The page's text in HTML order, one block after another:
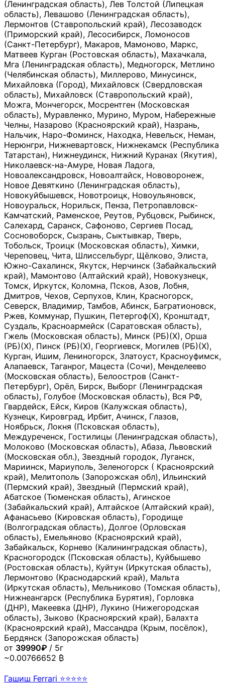
(Ленинградская область), Лев Толстой (Липецкая
область), Левашово (Ленинградская область),
Лермонтов (Ставропольский край), Лесозаводск
(Приморский край), Лесосибирск, Ломоносов
(Санкт-Петербург), Макаров, Мамоново, Маркс,
Матвеев Курган (Ростовская область), Махачкала,
Мга (Ленинградская область), Медногорск, Метлино
(Челябинская область), Миллерово, Минусинск,
Михайловка (Город), Михайловск (Свердловская
область), Михайловск (Ставропольский край),
Можга, Мончегорск, Мосрентген (Московская
область), Муравленко, Мурино, Муром, Набережные
Челны, Назарово (Красноярский край), Назрань,
Нальчик, Наро-Фоминск, Находка, Невельск, Неман,
Нерюнгри, Нижневартовск, Нижнекамск (Республика
Татарстан), Нижнеудинск, Нижний Куранах (Якутия),
Николаевск-на-Амуре, Новая Ладога,
Новоалександровск, Новоалтайск, Нововоронеж,
Новое Девяткино (Ленинградская область),
Новокуйбышевск, Новотроицк, Новоульяновск,
Новоуральск, Норильск, Пенза, Петропавловск-
Камчатский, Раменское, Реутов, Рубцовск, Рыбинск,
Салехард, Саранск, Сафоново, Сергиев Посад,
Сосновоборск, Сызрань, Сыктывкар, Тверь,
Тобольск, Троицк (Московская область), Химки,
Череповец, Чита, Шлиссельбург, Щёлково, Элиста,
Южно-Сахалинск, Якутск, Нерчинск (Забайкальский
край), Мамонтово (Алтайский край), Новокузнецк,
Томск, Иркутск, Коломна, Псков, Азов, Лобня,
Дмитров, Чехов, Серпухов, Клин, Красногорск,
Северск, Владимир, Тамбов, Абинск, Багратионовск,
Ржев, Коммунар, Пушкин, Петергоф(Х), Кронштадт,
Суздаль, Красноармейск (Саратовская область),
Гжель (Московская область), Минск (РБ)(Х), Орша
(РБ)(Х), Пинск (РБ)(Х), Георгиевск, Могилев (РБ)(Х),
Курган, Ишим, Лениногорск, Златоуст, Красноуфимск,
Алапаевск, Таганрог, Мацеста (Сочи), Менделеево
(Московская область), Белоостров (Санкт-
Петербург), Орёл, Бирск, Выборг (Ленинградская
область), Голубое (Московская область), Вся РФ,
Гвардейск, Ейск, Киров (Калужская область),
Кузнецк, Кировград, Ирбит, Ачинск, Глазов,
Ноябрьск, Локня (Псковская область),
Междуреченск, Гостилицы (Ленинградская область),
Молоково (Московская область), Абаза, Львовский
(Московская обл.), Звездный городок, Луганск,
Мариинск, Мариуполь, Зеленогорск ( Красноярский
край), Мелитополь (Запорожская обл), Ильинский
(Пермский край), Звездный (Пермский край),
Абатское (Тюменская область), Агинское
(Забайкальский край), Алтайское (Алтайский край),
Афанасьево (Кировская область), Городище
(Волгоградская область), Долгое (Орловская
область), Емельяново (Красноярский край),
Забайкальск, Корнево (Калининградская область),
Красногородск (Псковская область), Куйбышево
(Ростовская область), Куйтун (Иркутская область),
Лермонтово (Краснодарский край), Мальта
(Иркутская область), Мельниково (Томская область),
Нижнеангарск (Республика Бурятия), Горловка
(ДНР), Макеевка (ДНР), Лукино (Нижегородская
область), Зыково (Красноярский край), Балахта
(Красноярский край), Массандра (Крым, посёлок),
Бердянск (Запорожская область)
от 39990₽ / 5г
~0.00766652 ₿
Гашиш Ferrari ⭐⭐⭐⭐⭐